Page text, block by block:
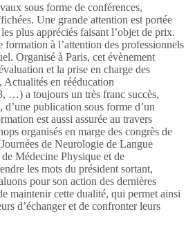
sous forme de conférences,
Une grande attention est portée
plus appréciés faisant l’objet de prix.
à l’attention des professionnels
Organisé à Paris, cet évènement
et la prise en charge des
Actualités en rééducation
…) a toujours un très franc succès,
d’une publication sous forme d’un
est aussi assurée au travers
organisés en marge des congrès de
de Neurologie de Langue
Médecine Physique et de
les mots du président sortant,
pour son action des dernières
maintenir cette dualité, qui permet ainsi
d’échanger et de confronter leurs